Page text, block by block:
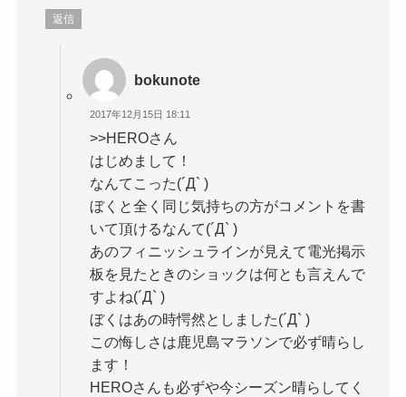
返信
bokunote
2017年12月15日 18:11
>>HEROさん
はじめまして！
なんてこった(´Д` )
ぼくと全く同じ気持ちの方がコメントを書
いて頂けるなんて(´Д` )
あのフィニッシュラインが見えて電光掲示
板を見たときのショックは何とも言えんで
すよね(´Д` )
ぼくはあの時愕然としました(´Д` )
この悔しさは鹿児島マラソンで必ず晴らし
ます！
HEROさんも必ずや今シーズン晴らしてく